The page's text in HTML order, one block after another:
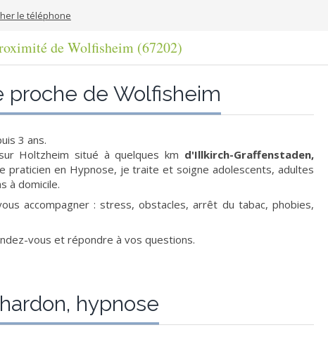
le téléphone
de Wolfisheim (67202)
proche de Wolfisheim
3 ans.
Holtzheim situé à quelques km d'Illkirch-Graffenstaden,
praticien en Hypnose, je traite et soigne adolescents, adultes
à domicile.
accompagner : stress, obstacles, arrêt du tabac, phobies,
vous et répondre à vos questions.
hypnose